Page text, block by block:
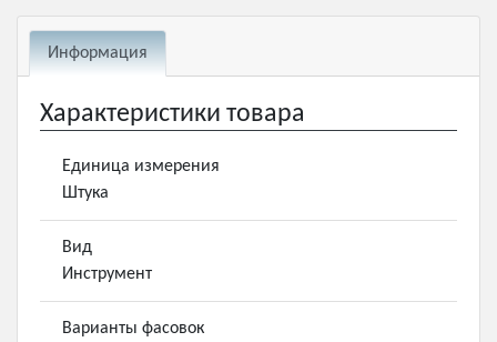
Информация
Характеристики товара
Единица измерения
Штука
Вид
Инструмент
Варианты фасовок